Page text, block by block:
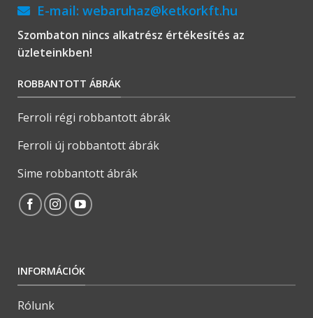
E-mail: webaruhaz@ketkorkft.hu
Szombaton nincs alkatrész értékesítés az
üzleteinkben!
ROBBANTOTT ÁBRÁK
Ferroli régi robbantott ábrák
Ferroli új robbantott ábrák
Sime robbantott ábrák
INFORMÁCIÓK
Rólunk